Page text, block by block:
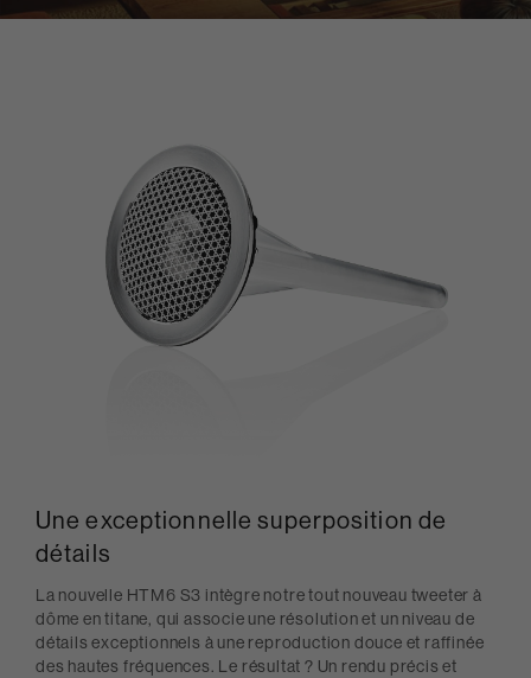
Une exceptionnelle superposition de
détails
La nouvelle HTM6 S3 intègre notre tout nouveau tweeter à
dôme en titane, qui associe une résolution et un niveau de
détails exceptionnels à une reproduction douce et raffinée
des hautes fréquences. Le résultat ? Un rendu précis et